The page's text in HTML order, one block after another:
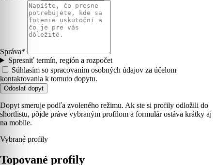
Správa*
Spresniť termín, región a rozpočet
Súhlasím so spracovaním osobných údajov za účelom
kontaktovania k tomuto dopytu.
Odoslať dopyt
Dopyt smeruje podľa zvoleného režimu. Ak ste si profily odložili do
shortlistu, pôjde práve vybraným profilom a formulár ostáva krátky aj
na mobile.
Vybrané profily
Topované profily